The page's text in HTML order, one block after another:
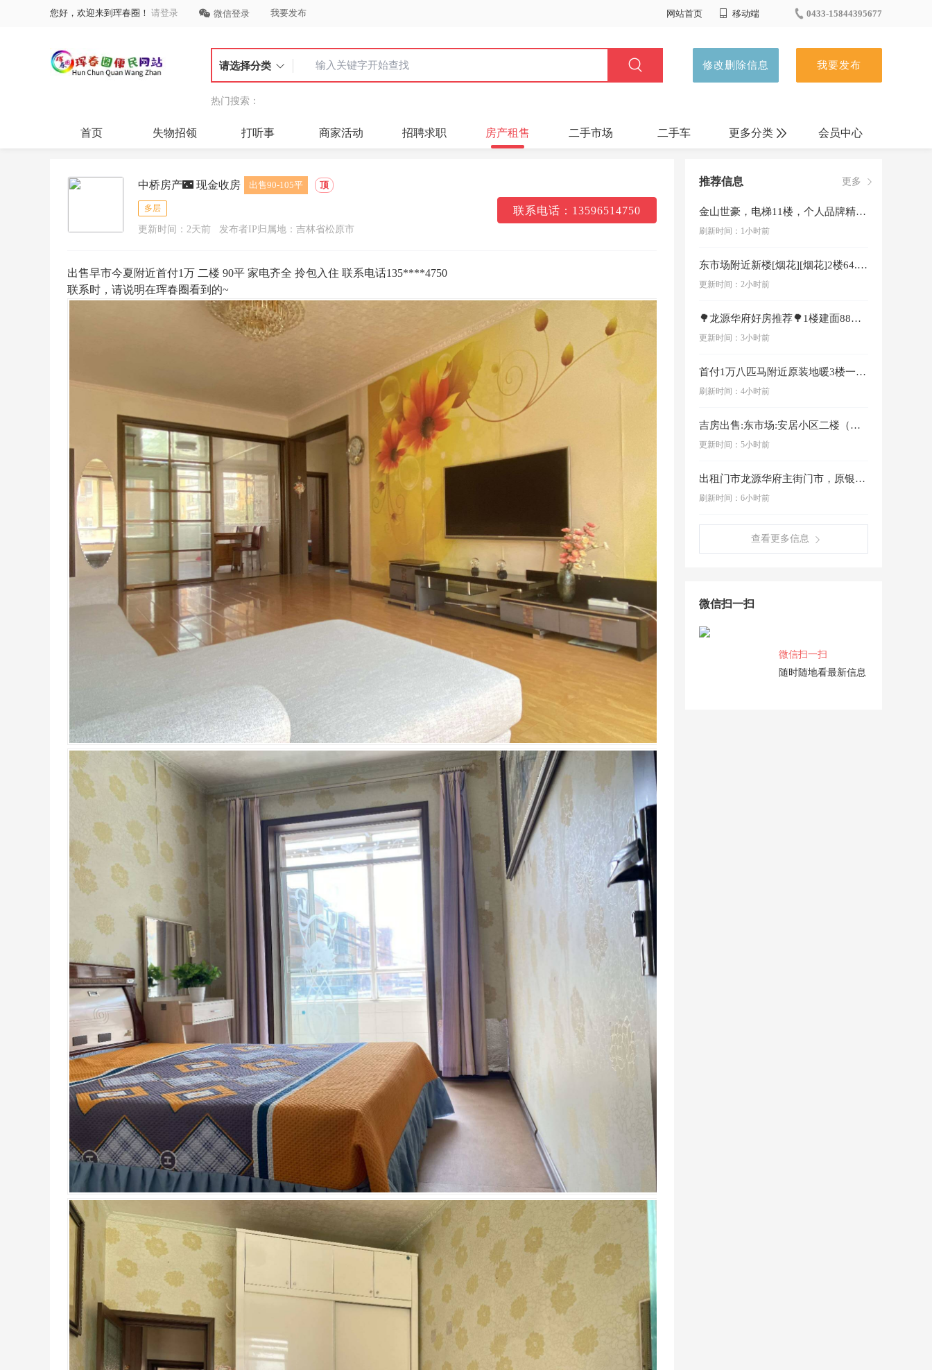
您好，欢迎来到珲春圈！ 请登录 微信登录 我要发布 网站首页 移动端 0433-15844395677
请选择分类
热门搜索：
修改删除信息 我要发布
首页 失物招领 打听事 商家活动 招聘求职 房产租售 二手市场 二手车 更多分类
招商出兑
装修建材
特产养殖
宠物服务
征婚交友
查找电话
商家微网店
会员中心
中桥房产🌃 现金收房 出售90-105平 顶
多层
更新时间：2天前 发布者IP归属地：吉林省松原市
联系电话：13596514750
出售早市今夏附近首付1万 二楼 90平 家电齐全 拎包入住 联系电话135****4750
联系时，请说明在珲春圈看到的~
更多
推荐信息
金山世豪，电梯11楼，个人品牌精装修，品牌家电家具空调，拎包入住，可以按揭15981381821微信同步
刷新时间：1小时前
东市场附近新楼[烟花][烟花]2楼64.46平[烟花][烟花]2室1厅新装修没入住子母门密码锁智能马桶电动晾衣架咨询电话1584439071…
更新时间：2小时前
🌳龙源华府好房推荐🌳1楼建面88㎡精装两室一厅坐落小区中心位置安静不吵闹全新更换地暖+断桥铝门窗+全屋生态木全屋精装拎包即住支持各种贷款…
更新时间：3小时前
首付1万八匹马附近原装地暖3楼一梯一户，119平方，3室，一大卫生间，大厨房，正规H户型，毛坯房价格，随时看房，看房电话联系此条信息在【珲春…
刷新时间：4小时前
吉房出售:东市场:安居小区二楼（一品画廊附近）面积88平.两室一厅全新精装修，首付三万左右！联系电话13596510930此条信息在【珲春圈…
更新时间：5小时前
出租门市龙源华府主街门市，原银行使用的位置，一二楼320平方，装修好，中央空调，适合各种行业，好地段13694435673182422932…
刷新时间：6小时前
查看更多信息
微信扫一扫
微信扫一扫
随时随地看最新信息